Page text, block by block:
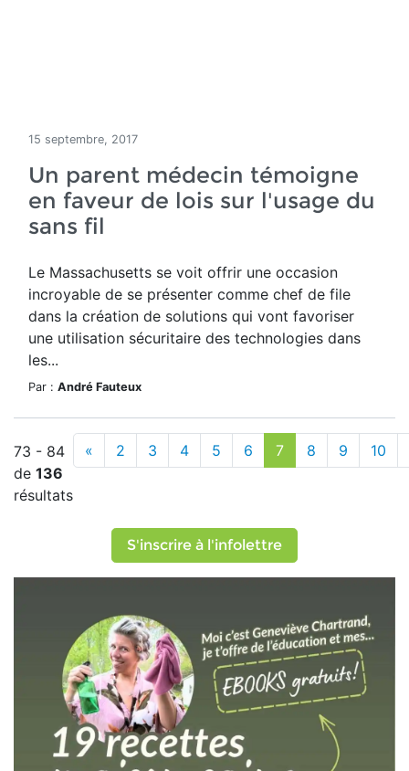
15 septembre, 2017
Un parent médecin témoigne
en faveur de lois sur l'usage du
sans fil
Le Massachusetts se voit offrir une occasion
incroyable de se présenter comme chef de file
dans la création de solutions qui vont favoriser
une utilisation sécuritaire des technologies dans
les...
Par : André Fauteux
73 - 84
de 136
résultats
« 2 3 4 5 6 7 8 9 10
S'inscrire à l'infolettre